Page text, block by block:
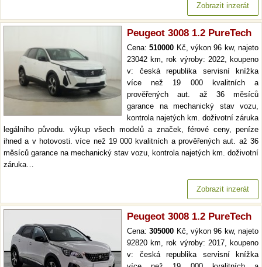
Zobrazit inzerát
Peugeot 3008 1.2 PureTech
Cena:510000 Kč, výkon 96 kw, najeto
23042 km, rok výroby: 2022, koupeno
v: česká republika servisní knížka
více než 19 000 kvalitních a
prověřených aut. až 36 měsíců
garance na mechanický stav vozu,
kontrola najetých km. doživotní záruka
legálního původu. výkup všech modelů a značek, férové ceny, peníze
ihned a v hotovosti. více než 19 000 kvalitních a prověřených aut. až 36
měsíců garance na mechanický stav vozu, kontrola najetých km. doživotní
záruka…
Zobrazit inzerát
Peugeot 3008 1.2 PureTech
Cena:305000 Kč, výkon 96 kw, najeto
92820 km, rok výroby: 2017, koupeno
v: česká republika servisní knížka